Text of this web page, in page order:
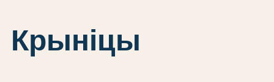
Крыніцы